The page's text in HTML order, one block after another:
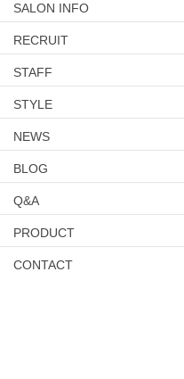
SALON INFO
RECRUIT
STAFF
STYLE
NEWS
BLOG
Q&A
PRODUCT
CONTACT